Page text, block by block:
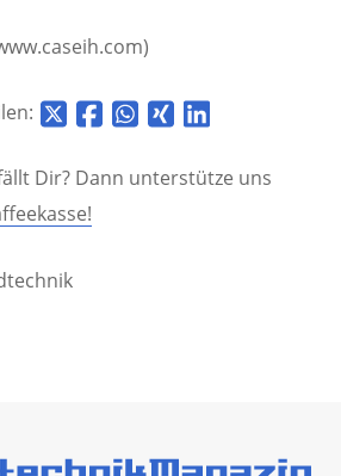
Dir? Dann unterstütze uns